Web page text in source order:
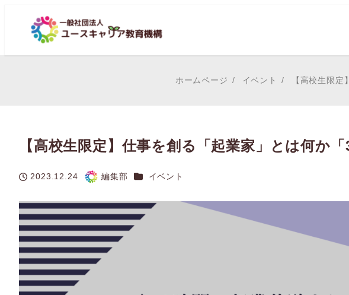
ホームページ イベント 【高校生限
【高校生限定】仕事を創る「起業家」とは何か
投稿日
2023.12.24
著
編集部 カテゴリー
イベント